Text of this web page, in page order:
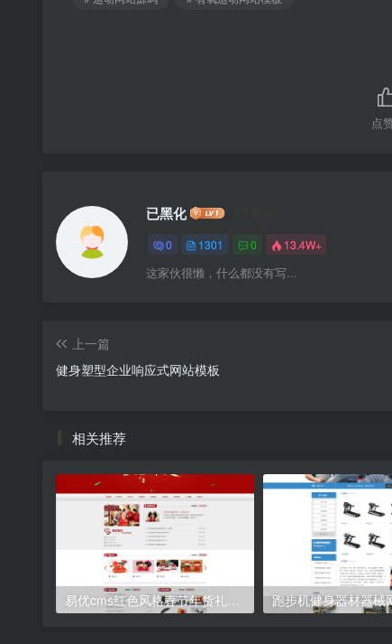
点
已黑化
0 1301 0 13.4W+
这家伙很懒，什么都没有写...
上一篇
健身塑型企业响应式网站模板
相关推荐
易优cms红色风格春节年货礼品公司网站模板源码 跑步机健身器材器械